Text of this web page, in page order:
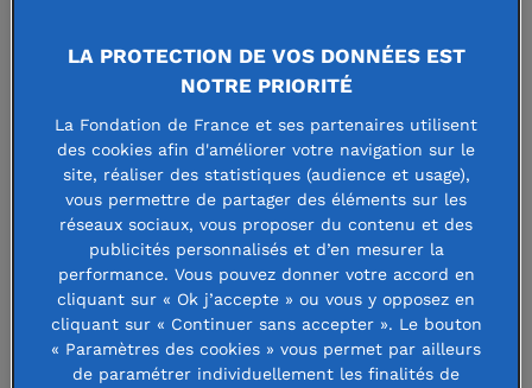
Edition 2026 du Prix de
fin d'année des Beaux-
Arts de Paris : trois
distinctions remises par
des fondations abritées
8 juillet 2026
LA PROTECTION DE VOS DONNÉES EST
NOTRE PRIORITÉ
La Fondation de France et ses partenaires utilisent
des cookies afin d'améliorer votre navigation sur le
site, réaliser des statistiques (audience et usage),
vous permettre de partager des éléments sur les
réseaux sociaux, vous proposer du contenu et des
publicités personnalisés et d’en mesurer la
performance. Vous pouvez donner votre accord en
cliquant sur « Ok j’accepte » ou vous y opposez en
cliquant sur « Continuer sans accepter ». Le bouton
« Paramètres des cookies » vous permet par ailleurs
de paramétrer individuellement les finalités de